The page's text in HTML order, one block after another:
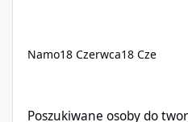
Namo18 Czerwca18 Cze
Poszukiwane osoby do